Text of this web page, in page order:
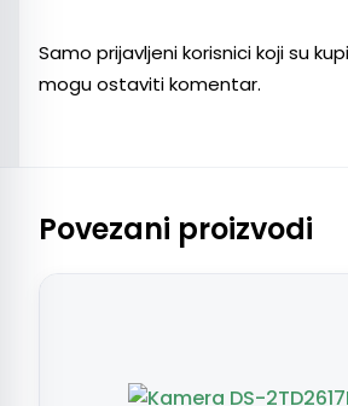
Samo prijavljeni korisnici koji su
mogu ostaviti komentar.
Povezani proizvodi